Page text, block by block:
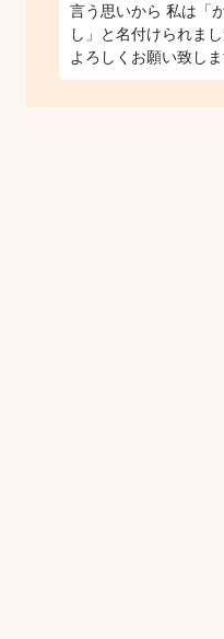
言う思いから 私は「
し」と名付けられまし
よろしくお願い致しま